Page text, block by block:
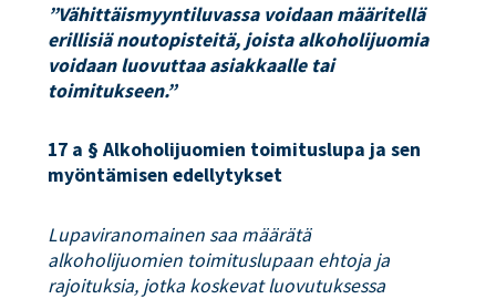
”Vähittäismyyntiluvassa voidaan määritellä
erillisiä noutopisteitä, joista alkoholijuomia
voidaan luovuttaa asiakkaalle tai
toimitukseen.”
17 a § Alkoholijuomien toimituslupa ja sen
myöntämisen edellytykset
Lupaviranomainen saa määrätä
alkoholijuomien toimituslupaan ehtoja ja
rajoituksia, jotka koskevat luovutuksessa